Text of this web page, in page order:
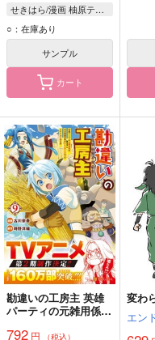
せきはら/漫画 柚原テイル/原作
○：在庫あり
サンプル
カート
勘違いの工房主 英雄
パーティの元雑用係
SSSランクだったとい
792 円 （税込）
変わ
エン